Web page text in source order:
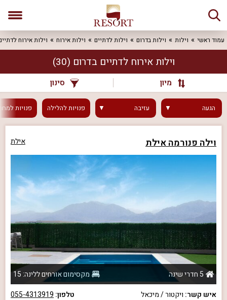
עמוד ראשי וילות וילות בדרום וילות לדתיים וילות אירוח וילות אירוח
וילות אירוח לדתיים בדרום (30)
מיון סינון
הגעה עזיבה פנויותלהלילה פנויות
וילה פנורמה אילת אילת
5 חדרי שינה
מקסימום אורחים ללינה: 15
איש קשר: ויקטור / מיכאל טלפון: 055-4313919